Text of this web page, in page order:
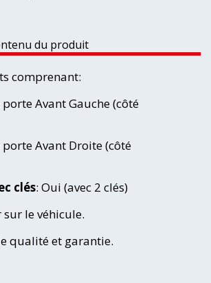
du produit
comprenant:
Avant Gauche (côté
Avant Droite (côté
clés: Oui (avec 2 clés)
le véhicule.
qualité et garantie.